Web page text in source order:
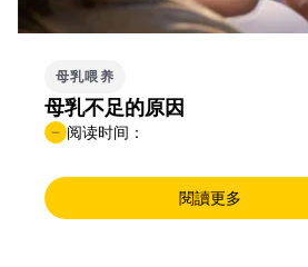
母乳喂养
母乳不足的原因
阅读时间：
閱讀更多